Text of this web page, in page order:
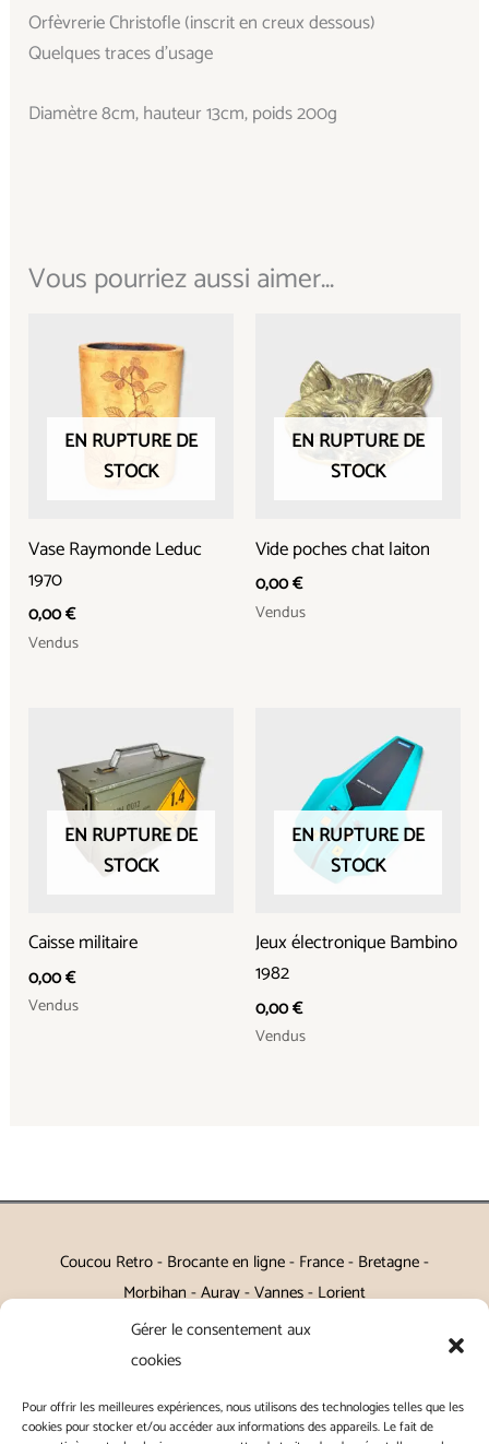
Gérer le consentement aux
cookies
Pour offrir les meilleures expériences, nous utilisons des technologies telles que les
cookies pour stocker et/ou accéder aux informations des appareils. Le fait de
Orfèvrerie Christofle (inscrit en creux dessous)
Quelques traces d’usage
Diamètre 8cm, hauteur 13cm, poids 200g
Vous pourriez aussi aimer...
EN RUPTURE DE
STOCK
Vase Raymonde Leduc
1970
0,00€
Vendus
EN RUPTURE DE
STOCK
Vide poches chat laiton
0,00€
Vendus
EN RUPTURE DE
STOCK
Caisse militaire
0,00€
Vendus
EN RUPTURE DE
STOCK
Jeux électronique Bambino
1982
0,00€
Vendus
Coucou Retro - Brocante en ligne - France - Bretagne -
Morbihan - Auray - Vannes - Lorient
Petits meubles, décoration, miroirs, luminaires, Art de la table
Campagne Chic, Kitch